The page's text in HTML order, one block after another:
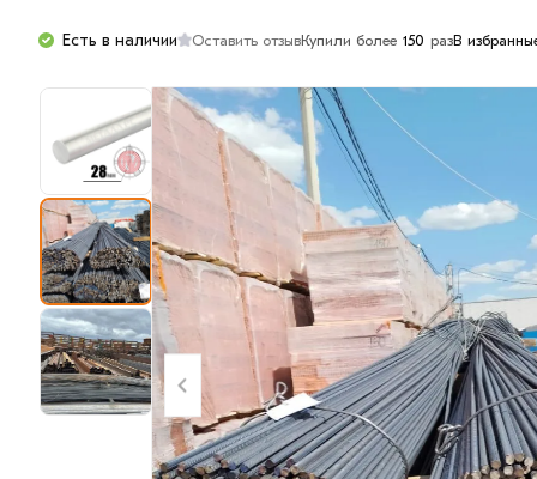
Есть в наличии Оставить отзывКупили более 150 разВ